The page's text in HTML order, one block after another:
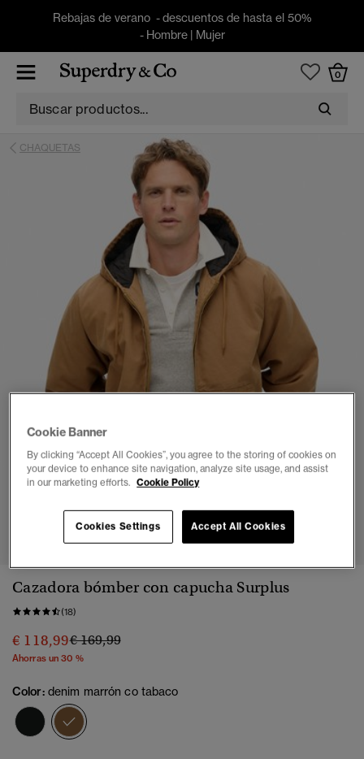
Rebajas de verano - descuentos de hasta el 50%
- Hombre| Mujer
0
CHAQUETAS
2 3 5 6
Cazadora bómber con capucha Surplus
(18)
€ 118,99Precio rebajado de
€ 169,99a
Ahorras un 30 %
Color: denim marrón co tabaco
Cookie Banner
By clicking “Accept All Cookies”, you agree to the storing of cookies on
your device to enhance site navigation, analyze site usage, and assist
in our marketing efforts. Cookie Policy
Accept All Cookies
Cookies Settings